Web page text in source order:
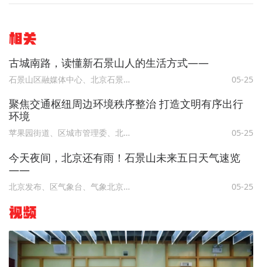
相关
古城南路，读懂新石景山人的生活方式——
石景山区融媒体中心、北京石景山 05-25
聚焦交通枢纽周边环境秩序整治 打造文明有序出行
环境
苹果园街道、区城市管理委、北京石景山 05-25
今天夜间，北京还有雨！石景山未来五日天气速览
——
北京发布、区气象台、气象北京、北京石景山 05-25
视频